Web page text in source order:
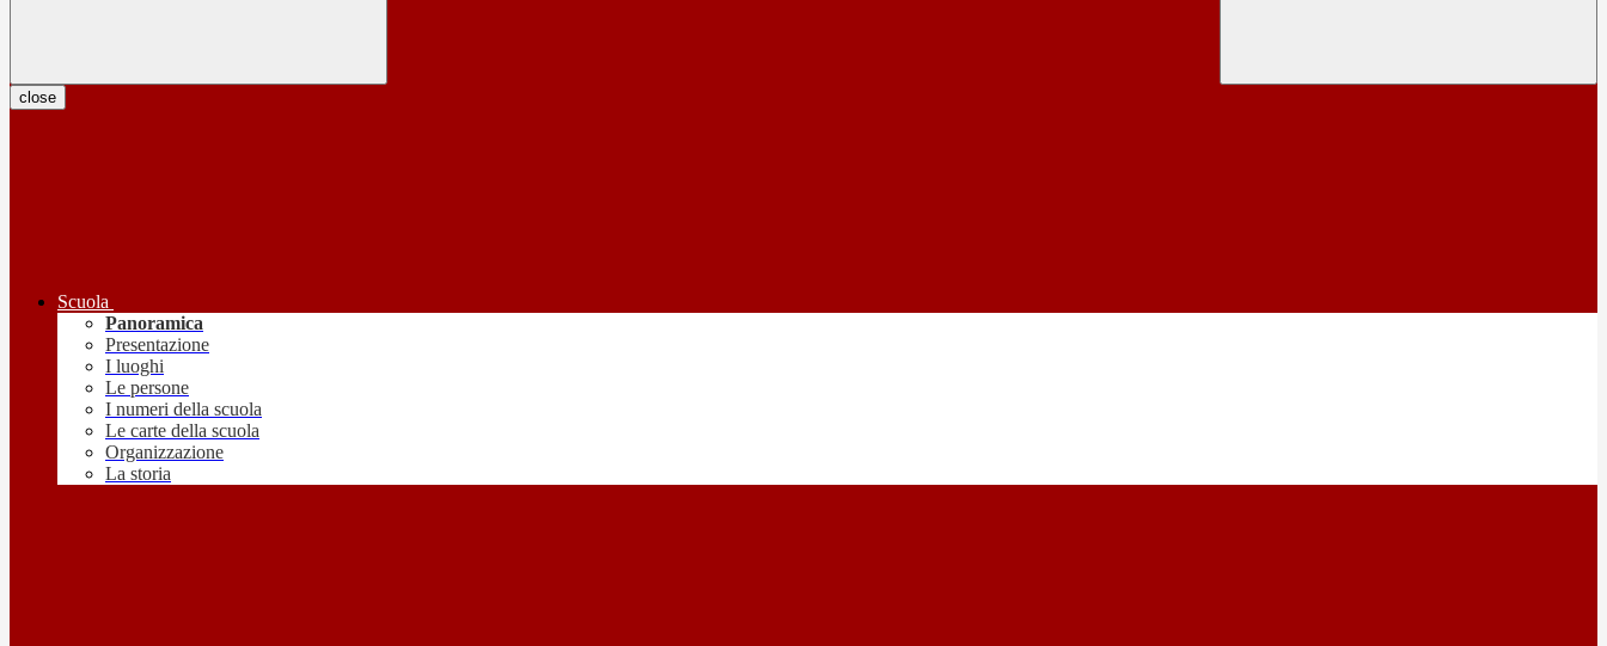
close
Scuola
Panoramica
Presentazione
I luoghi
Le persone
I numeri della scuola
Le carte della scuola
Organizzazione
La storia